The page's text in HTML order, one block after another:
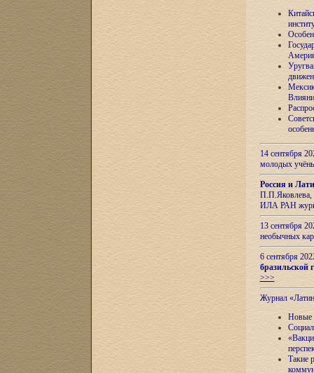
14 сентября
молодых
Россия и
П.П.Яковлева,
ИЛА РАН
13 сентября
необычных
6 сентября
бразильской
>>>
Журнал
Новые
Такие